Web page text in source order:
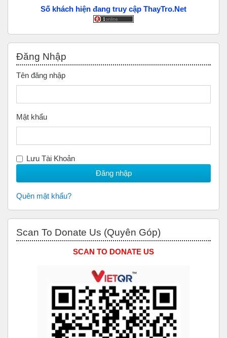
Số khách hiện đang truy cập ThayTro.Net
Đăng Nhập
Tên đăng nhập
Mật khẩu
Lưu Tài Khoản
Quên mật khẩu?
Scan To Donate Us (Quyên Góp)
SCAN TO DONATE US